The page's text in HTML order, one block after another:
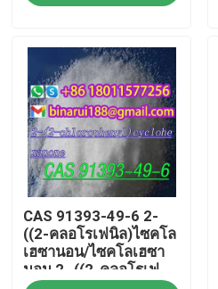
สินค้า
วิดีโอ
เกี่ยวกับเรา
ทัวร์โรงงาน
Cas 69673-92-3
CAS 91393-49-6 2-
((2-คลอโรเฟนิล)ไซคโล
เฮซานอน/ไซคโลเฮซา
นอน,2- ((2-คลอโรเฟ